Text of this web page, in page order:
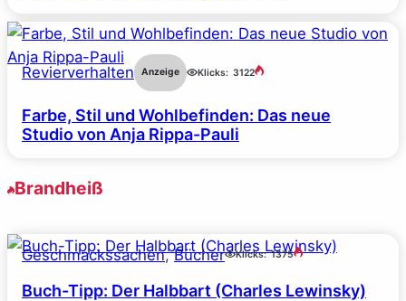
Revierverhalten Anzeige Klicks: 3122
Farbe, Stil und Wohlbefinden: Das neue
Studio von Anja Rippa-Pauli
Brandheiß
Geschmackssachen, Bücher Klicks: 1375
Buch-Tipp: Der Halbbart (Charles Lewinsky)